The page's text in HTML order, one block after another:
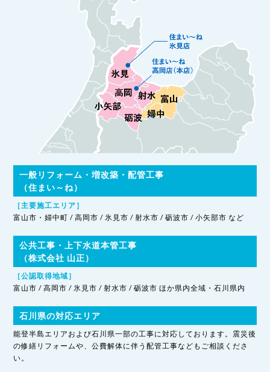
一般リフォーム・増改築・配管工事
（住まい～ね）
［主要施工エリア］
富山市・婦中町 / 高岡市 / 氷見市 / 射水市 / 砺波市 / 小矢部市 など
公共工事・上下水道本管工事
（株式会社 山正）
［公認取得地域］
富山市 / 高岡市 / 氷見市 / 射水市 / 砺波市 ほか県内全域・石川県内
石川県の対応エリア
能登半島エリアおよび石川県一部の工事に対応しております。震災後
の修繕リフォームや、公費解体に伴う配管工事などもご相談くださ
い。